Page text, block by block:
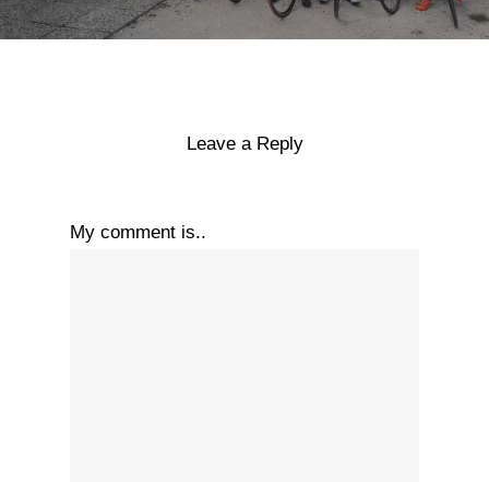
Leave a Reply
My comment is..